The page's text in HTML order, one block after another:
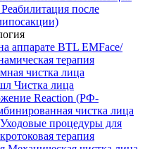
Реабилитация после
аппарате BTL EMFace/
терапия
чистка лица
Чистка лица
Reaction (РФ-
чистка лица
Уходовые процедуры для
терапия